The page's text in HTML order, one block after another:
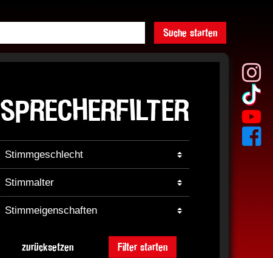
Suche starten
SPRECHERFILTER
zurücksetzen Filter starten